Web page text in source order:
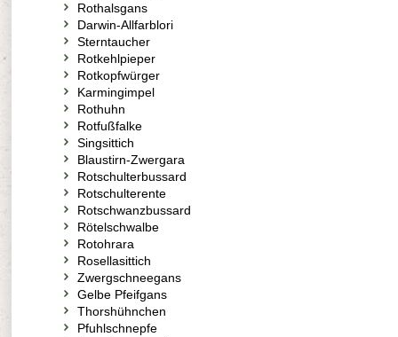
Rothalsgans
Darwin-Allfarblori
Sterntaucher
Rotkehlpieper
Rotkopfwürger
Karmingimpel
Rothuhn
Rotfußfalke
Singsittich
Blaustirn-Zwergara
Rotschulterbussard
Rotschulterente
Rotschwanzbussard
Rötelschwalbe
Rotohrara
Rosellasittich
Zwergschneegans
Gelbe Pfeifgans
Thorshühnchen
Pfuhlschnepfe